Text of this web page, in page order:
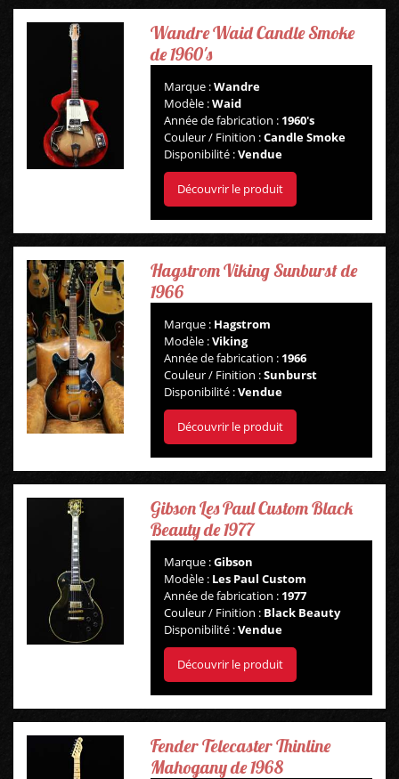
Wandre Waid Candle Smoke
de 1960's
Marque :Wandre
Modèle :Waid
Année de fabrication : 1960's
Couleur / Finition :Candle Smoke
Disponibilité :Vendue
Découvrir le produit
Hagstrom Viking Sunburst de
1966
Marque : Hagstrom
Modèle :Viking
Année de fabrication : 1966
Couleur / Finition :Sunburst
Disponibilité :Vendue
Découvrir le produit
Gibson Les Paul Custom Black
Beauty de 1977
Marque :Gibson
Modèle : Les Paul Custom
Année de fabrication : 1977
Couleur / Finition : Black Beauty
Disponibilité :Vendue
Découvrir le produit
Fender Telecaster Thinline
Mahogany de 1968